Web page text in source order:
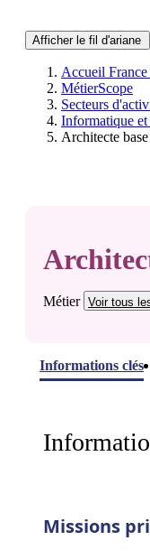
Afficher le fil d'ariane
Accueil
MétierScope
Secteurs
Informatique
Architecte
Métier Voir tous
Informations clés
Missions